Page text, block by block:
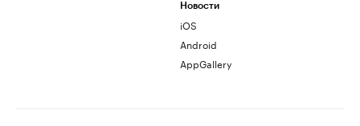
Новости
iOS
Android
AppGallery